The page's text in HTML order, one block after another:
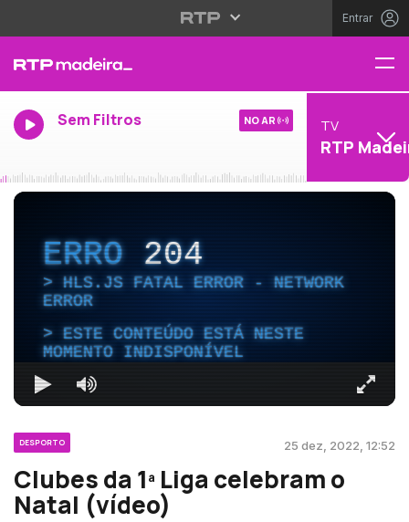
Entrar
Sem Filtros NO AR TV
RTP
ERRO204
HLS.JS FATAL ERROR - NETWORK
ERROR
ESTE CONTEÚDO ESTÁ NESTE
MOMENTO INDISPONÍVEL
DESPORTO 25 dez, 2022, 12:52
Clubes da 1ª Liga celebram o
Natal (vídeo)